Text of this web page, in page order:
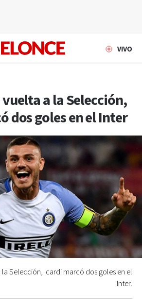
VIVO
vuelta a la Selección,
dos goles en el Inter
la Selección, Icardi marcó dos goles en el
Inter.